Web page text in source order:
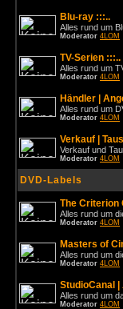
Blu-ray :::..
Alles rund um
Moderator 4LOM
TV-Serien :::..
Alles rund um
Moderator 4LOM
Händler |
Alles rund um
Moderator 4LOM
Verkauf |
Verkauf und
Moderator 4LOM
DVD-Labels
The Criterion
Alles rund um
Moderator 4LOM
Masters of
Alles rund um
Moderator 4LOM
StudioCanal
Alles rund um
Moderator 4LOM